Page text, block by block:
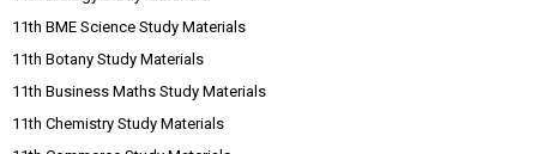
11th BME Science Study Materials
11th Botany Study Materials
11th Business Maths Study Materials
11th Chemistry Study Materials